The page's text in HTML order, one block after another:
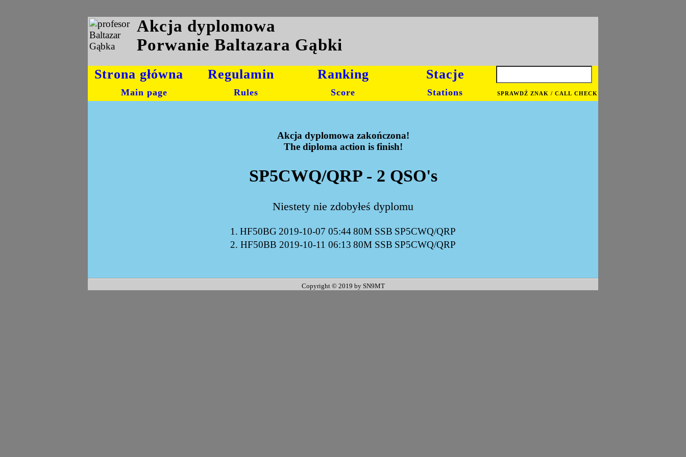
Akcja dyplomowa
Porwanie Baltazara Gąbki
Strona główna
Main page
Regulamin
Rules
Ranking
Score
Stacje
Stations SPRAWDŹ ZNAK / CALL CHECK
Akcja dyplomowa zakończona!
The diploma action is finish!
SP5CWQ/QRP - 2 QSO's
Niestety nie zdobyłeś dyplomu
1. HF50BG 2019-10-07 05:4480M SSB SP5CWQ/QRP
2. HF50BB 2019-10-11 06:13 80M SSB SP5CWQ/QRP
Copyright © 2019 by SN9MT